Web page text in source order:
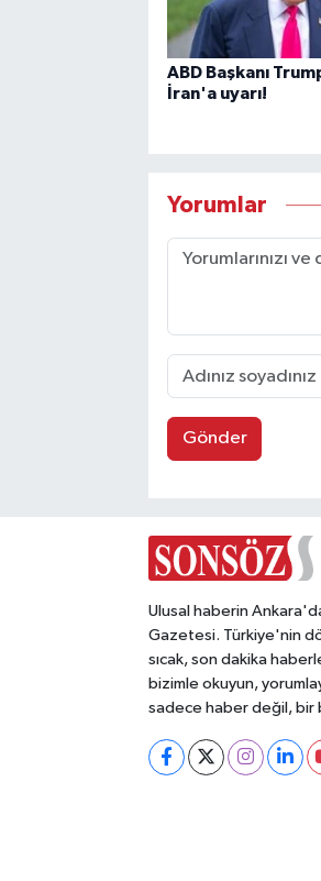
ABD Başkanı
İran'a uyarı!
Yorumlar
Gönder
Ulusal haberin
Gazetesi. Türkiye'nin
sıcak, son dakika
bizimle okuyun,
sadece haber değil, bir